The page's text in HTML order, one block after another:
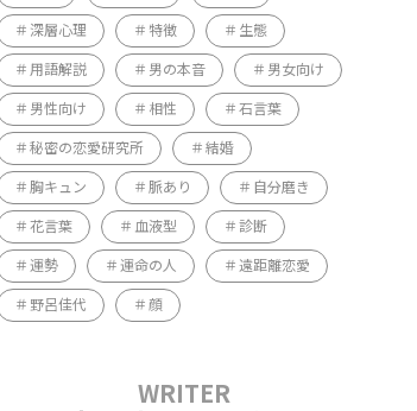
深層心理 特徴 生態
用語解説 男の本音 男女向け
男性向け 相性 石言葉
秘密の恋愛研究所 結婚
胸キュン 脈あり 自分磨き
花言葉 血液型 診断
運勢 運命の人 遠距離恋愛
野呂佳代 顔